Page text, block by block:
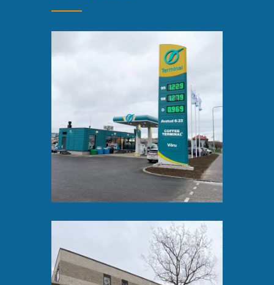
Terminal Oil
tankla
Stockholm,
Bromma: kahe